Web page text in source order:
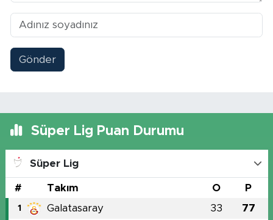
Gönder
Süper Lig Puan Durumu
Süper Lig
# Takım O P
1 Galatasaray 33 77